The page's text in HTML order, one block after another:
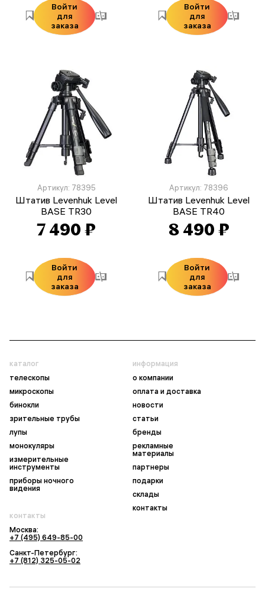
Войти
для
заказа
Войти
для
заказа
Артикул: 78395
Штатив Levenhuk Level
BASE TR30
7 490 ₽
Войти
для
заказа
Артикул: 78396
Штатив Levenhuk Level
BASE TR40
8 490 ₽
Войти
для
заказа
каталог
телескопы
микроскопы
бинокли
зрительные трубы
лупы
монокуляры
измерительные
инструменты
приборы ночного
видения
информация
о компании
оплата и доставка
новости
статьи
бренды
рекламные
материалы
партнеры
подарки
склады
контакты
контакты
Москва:
+7 (495) 649-85-00
Санкт-Петербург:
+7 (812) 325-05-02